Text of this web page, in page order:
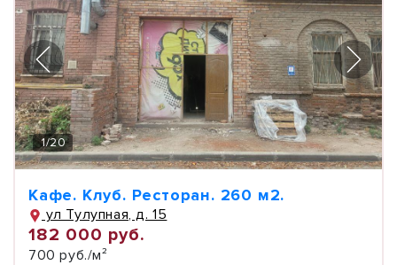
1/20
Кафе. Клуб. Ресторан. 260 м2.
ул Тулупная, д. 15
182 000 руб.
700 руб./м²